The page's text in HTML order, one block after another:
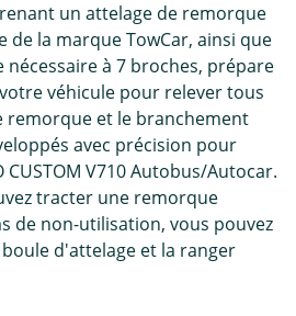
un attelage de remorque
de la marque TowCar, ainsi que
nécessaire à 7 broches, prépare
véhicule pour relever tous
remorque et le branchement
avec précision pour
CUSTOM V710 Autobus/Autocar.
tracter une remorque
de non-utilisation, vous pouvez
d'attelage et la ranger